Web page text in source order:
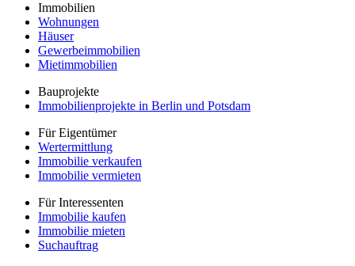
Immobilien
Wohnungen
Häuser
Gewerbeimmobilien
Mietimmobilien
Bauprojekte
Immobilienprojekte in Berlin und Potsdam
Für Eigentümer
Wertermittlung
Immobilie verkaufen
Immobilie vermieten
Für Interessenten
Immobilie kaufen
Immobilie mieten
Suchauftrag